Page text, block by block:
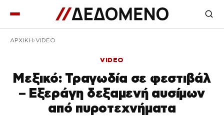
ΑΡΧΙΚΉ VIDEO
VIDEO
Μεξικό: Τραγωδία σε φεστιβάλ
– Εξεράγη δεξαμενή αυσίμων
από πυροτεχνήματα